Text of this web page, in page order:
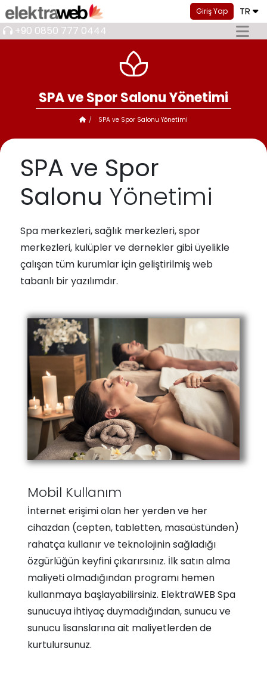
Giriş Yap TR
+90 0850 777 0444
SPA ve Spor Salonu Yönetimi
SPA ve Spor Salonu Yönetimi
SPA ve Spor
Salonu Yönetimi
Spa merkezleri, sağlık merkezleri, spor
merkezleri, kulüpler ve dernekler gibi üyelikle
çalışan tüm kurumlar için geliştirilmiş web
tabanlı bir yazılımdır.
Mobil Kullanım
İnternet erişimi olan her yerden ve her
cihazdan (cepten, tabletten, masaüstünden)
rahatça kullanır ve teknolojinin sağladığı
özgürlüğün keyfini çıkarırsınız. İlk satın alma
maliyeti olmadığından programı hemen
kullanmaya başlayabilirsiniz. ElektraWEB Spa
sunucuya ihtiyaç duymadığından, sunucu ve
sunucu lisanslarına ait maliyetlerden de
kurtulursunuz.